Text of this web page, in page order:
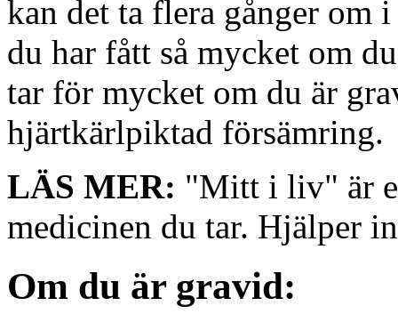
kan det ta flera gånger om
du har fått så mycket om
tar för mycket om du är
hjärtkärlpiktad försämring.
LÄS MER: "Mitt i liv" är
medicinen du tar. Hjälper
Om du är gravid: